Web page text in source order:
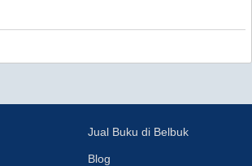
Jual Buku di Belbuk
Blog